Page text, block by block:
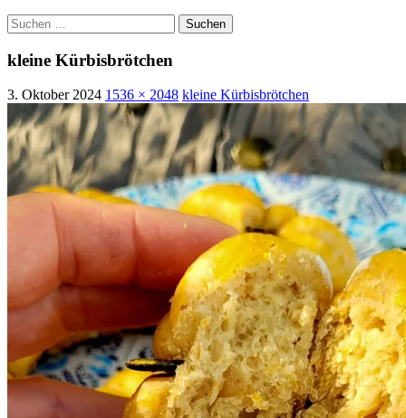
Suchen
nach:
kleine Kürbisbrötchen
3. Oktober 2024 1536 × 2048 kleine Kürbisbrötchen